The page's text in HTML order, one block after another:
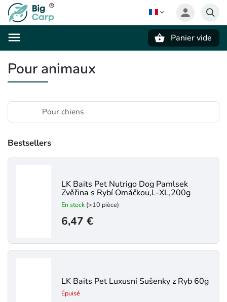
Panier vide
Pour animaux
Pour chiens
Bestsellers
LK Baits Pet Nutrigo Dog Pamlsek
Zvěřina s Rybí Omáčkou,L-XL,200g
En stock (>10 pièce)
6,47 €
LK Baits Pet Luxusní Sušenky z Ryb 60g
Épuisé